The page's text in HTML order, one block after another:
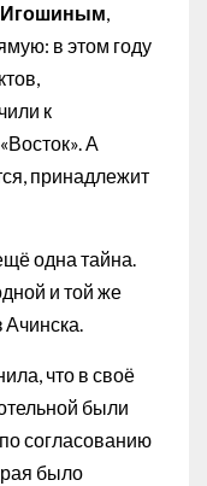
Игошиным,
в этом году
к
А
принадлежит
одна тайна.
и той же
что в своё
были
согласованию
было